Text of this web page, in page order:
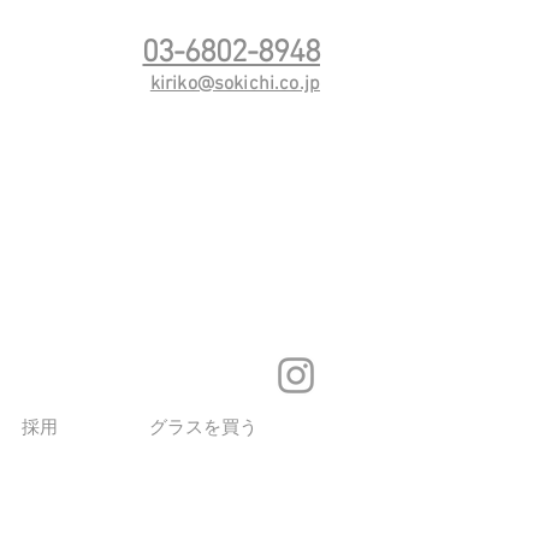
03-6802-8948
kiriko@sokichi.co.jp
採用 グラスを買う